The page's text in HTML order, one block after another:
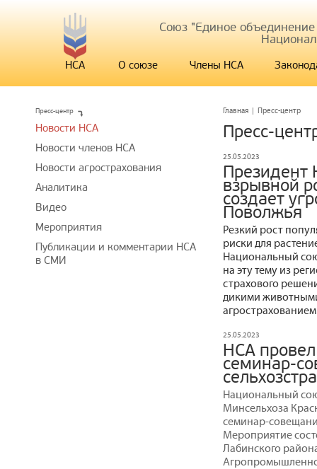
Союз "Единое
НСА О союзе Члены НСА
Главная | Пресс-центр
Пресс-
25.05.2023
взрывной
создает
Поволжья
Резкий рост
риски для
Национальный
на эту тему из
страхового
дикими
25.05.2023
НСА
семинар-
Национальный
Минсельхоза
семинар-
Мероприятие
Лабинского
Пресс-центр
Новости НСА
Новости членов НСА
Новости агрострахования
Аналитика
Видео
Мероприятия
Публикации и комментарии НСА
в СМИ